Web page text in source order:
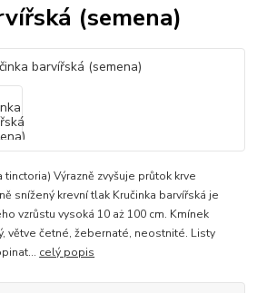
(semena)
tinctoria) Výrazně zvyšuje průtok krve
snížený krevní tlak Kručinka barvířská je
vzrůstu vysoká 10 aż 100 cm. Kmínek
větve četné, žebernaté, neostnité. Listy
celý popis